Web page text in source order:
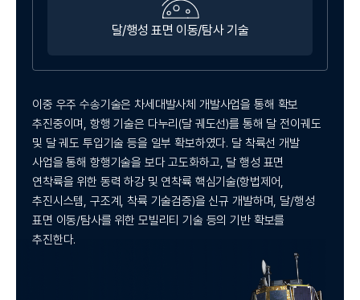
국달/행성 표면 이동/탐사 기술
이중 우주 수송기술은 차세대발사체 개발사업을 통해 확보
추진중이며, 항행 기술은 다누리(달 궤도선)를 통해 달 전이궤도
및 달 궤도 투입기술 등을 일부 확보하였다. 달 착륙선 개발
사업을 통해 항행기술을 보다 고도화하고, 달 행성 표면
연착륙을 위한 동력 하강 및 연착륙 핵심기술(항법제어,
추진시스템, 구조계, 착륙 기술검증)을 신규 개발하며, 달/행성
표면 이동/탐사를 위한 모빌리티 기술 등의 기반 확보를
추진한다.